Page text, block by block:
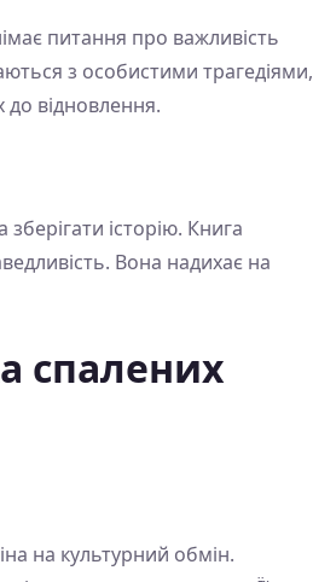
питання про важливість
з особистими трагедіями,
до відновлення.
історію. Книга
Вона надихає на
спалених
на культурний обмін.